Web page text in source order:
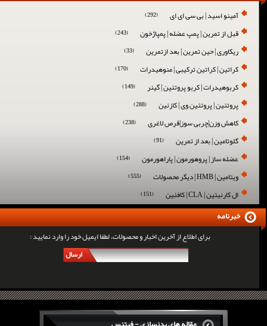
آمینو اسید | بی سی ای ای (292)
قبل از تمرین | پمپ عضله | پمپاژخون (243)
ریکاوری | حین تمرین | بعد ازتمرین (33)
کراتین | کراتین ترکیبی | منوهیدرات (170)
کربوهیدرات | کربو پروتئین | گینر (149)
پروتئین | پروتئین وی | کازئین (288)
کاهش وزن|چربی سوز|قرص لاغری (238)
گلوتامین | بعد از تمرین (91)
عضله ساز | پروهورمون | پاراهورمون (154)
ویتامین | HMB | دیگر محصولات (555)
ال کارنیتین | CLA | کافئین (151)
برای اطلاع از آخرین اخبار و محصولات، لطفا ایمیل خود را وارد نمایید :
ارسال
خبرنامه